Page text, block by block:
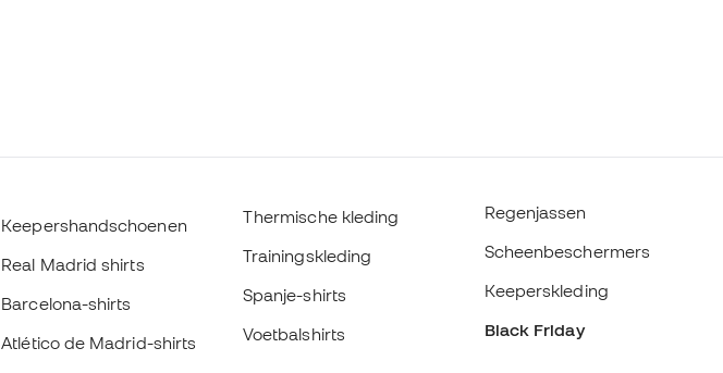
Keepershandschoenen
Real Madrid shirts
Barcelona-shirts
Atlético de Madrid-shirts
Thermische kleding
Trainingskleding
Spanje-shirts
Voetbalshirts
Regenjassen
Scheenbeschermers
Keeperskleding
Black Friday